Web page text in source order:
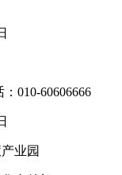
010-60606666
业园